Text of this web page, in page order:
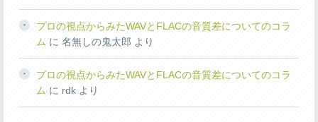
プロの視点からみたWAVとFLACの音質差についてのコラ
ム に 名無しの鬼太郎 より
プロの視点からみたWAVとFLACの音質差についてのコラ
ム に rdkより